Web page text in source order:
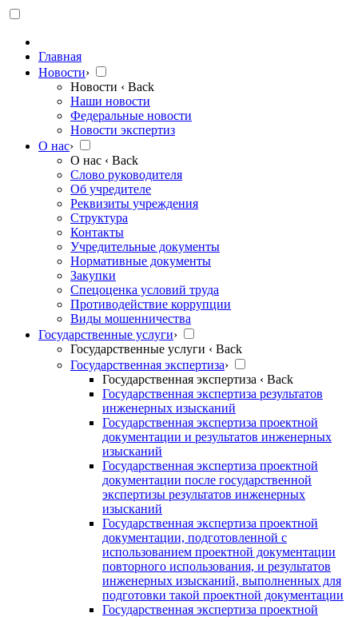
Главная
Новости›
Новости ‹ Back
Наши новости
Федеральные новости
Новости экспертиз
О нас›
О нас ‹ Back
Слово руководителя
Об учредителе
Реквизиты учреждения
Структура
Контакты
Учредительные документы
Нормативные документы
Закупки
Спецоценка условий труда
Противодействие коррупции
Виды мошенничества
Государственные услуги›
Государственные услуги ‹ Back
Государственная экспертиза›
Государственная экспертиза ‹ Back
Государственная экспертиза результатов
инженерных изысканий
Государственная экспертиза проектной
документации и результатов инженерных
изысканий
Государственная экспертиза проектной
документации после государственной
экспертизы результатов инженерных
изысканий
Государственная экспертиза проектной
документации, подготовленной с
использованием проектной документации
повторного использования, и результатов
инженерных изысканий, выполненных для
подготовки такой проектной документации
Государственная экспертиза проектной